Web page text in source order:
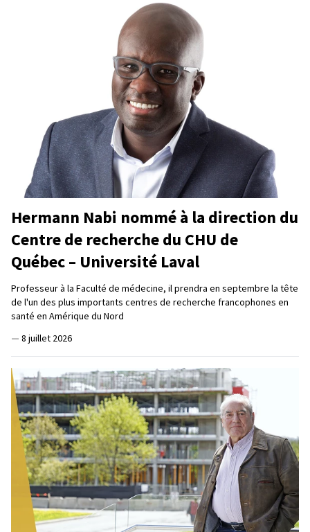
Hermann Nabi nommé à la direction du
Centre de recherche du CHU de
Québec – Université Laval
Professeur à la Faculté de médecine, il prendra en septembre la tête
de l'un des plus importants centres de recherche francophones en
santé en Amérique du Nord
— 8 juillet 2026